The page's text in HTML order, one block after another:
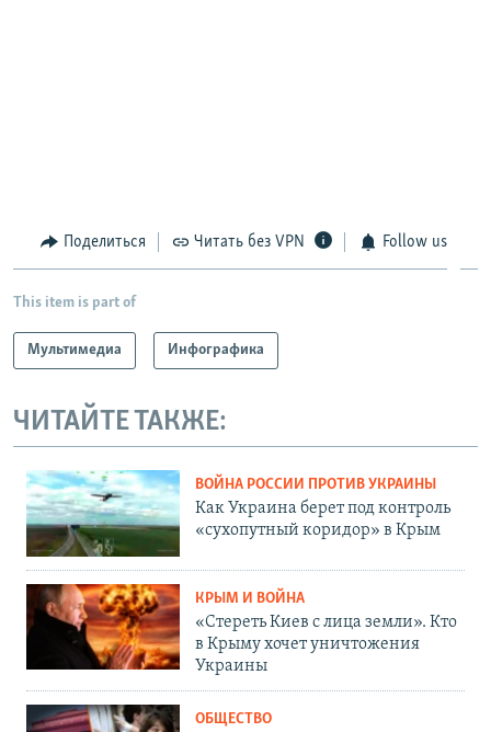
Поделиться Читать без VPN Follow us
This item is part of
Мультимедиа Инфографика
ЧИТАЙТЕ ТАКЖЕ:
ВОЙНА РОССИИ ПРОТИВ УКРАИНЫ
Как Украина берет под контроль
«сухопутный коридор» в Крым
КРЫМ И ВОЙНА
«Стереть Киев с лица земли». Кто
в Крыму хочет уничтожения
Украины
ОБЩЕСТВО